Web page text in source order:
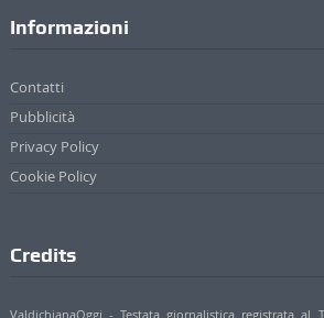
Informazioni
Contatti
Pubblicità
Privacy Policy
Cookie Policy
Credits
ValdichianaOggi - Testata giornalistica registrata al